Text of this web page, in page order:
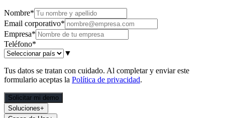
Nombre*
Email corporativo*
Empresa*
Teléfono*
▼
Tus datos se tratan con cuidado. Al completar y enviar este
formulario aceptas la Política de privacidad.
Solicitar mi demo
Soluciones+